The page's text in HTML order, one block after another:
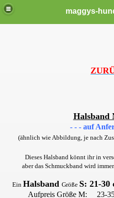
Halsband
- - - auf
(ähnlich wie Abbildung, je nach
Dieses Halsband könnt ihr in
aber das Schmuckband wird
Ein Halsband Größe S: 21-30
Aufpreis Größe M: 23-35